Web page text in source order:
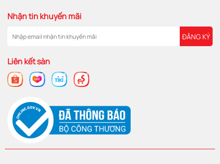
Nhận tin khuyến mãi
ĐĂNG KÝ
Liên kết sàn